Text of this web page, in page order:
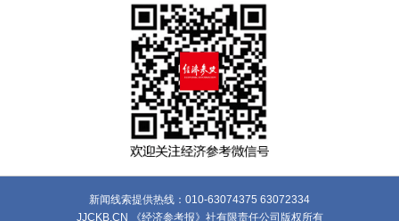
新闻线索提供热线：010-63074375 63072334
JJCKB.CN 《经济参考报》社有限责任公司版权所有